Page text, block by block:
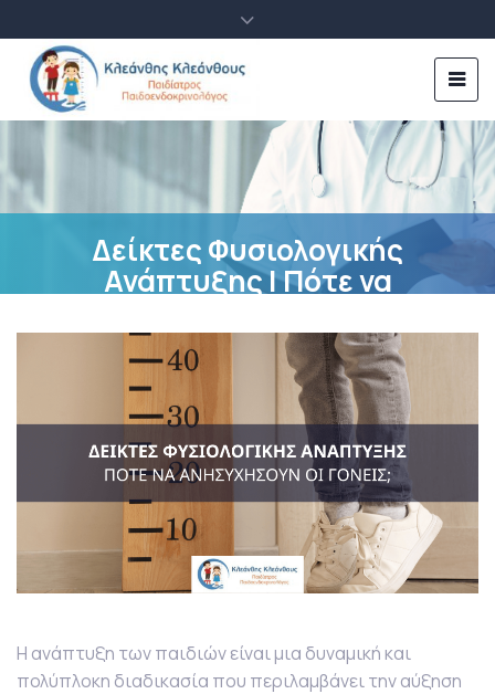
Δείκτες Φυσιολογικής
Ανάπτυξης | Πότε να
posted byK. Kleanthous
27 Μαΐου, 2025
Δεν υπάρχουν Σχόλια
Η ανάπτυξη των παιδιών είναι μια δυναμική και
πολύπλοκη διαδικασία που περιλαμβάνει την αύξηση